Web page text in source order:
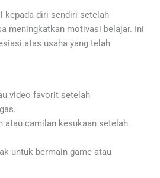
kepada diri sendiri setelah
meningkatkan motivasi belajar. Ini
atas usaha yang telah
video favorit setelah
atau camilan kesukaan setelah
untuk bermain game atau